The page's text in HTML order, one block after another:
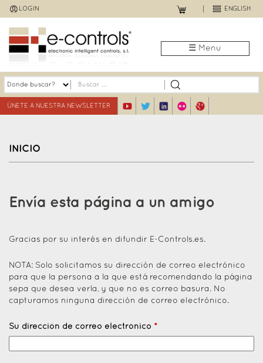
Jump
to
navigation
LOGIN ENGLISH
☰ Menu
ÚNETE A NUESTRA NEWSLETTER
INICIO
top
Envía esta página a un amigo
Gracias por su interés en difundir E-Controls.es.
NOTA: Solo solicitamos su dirección de correo electrónico
para que la persona a la que está recomendando la página
sepa que desea verla, y que no es correo basura. No
capturamos ninguna dirección de correo electrónico.
Su dirección de correo electrónico *